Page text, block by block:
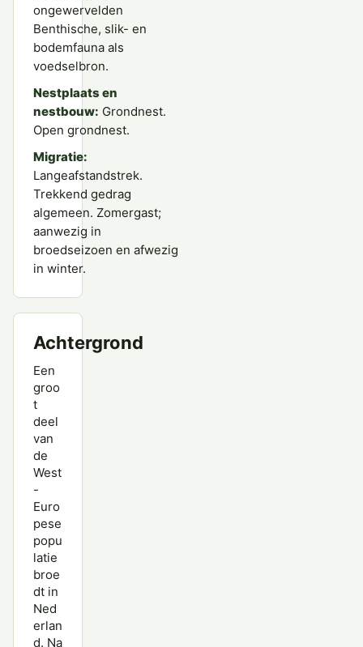
ongewervelden
Benthische, slik- en
bodemfauna als
voedselbron.
Nestplaats en
nestbouw: Grondnest.
Open grondnest.
Migratie:
Langeafstandstrek.
Trekkend gedrag
algemeen. Zomergast;
aanwezig in
broedseizoen en afwezig
in winter.
Achtergrond
Een
groo
t
deel
van
de
West
-
Euro
pese
popu
latie
broe
dt in
Ned
erlan
d. Na